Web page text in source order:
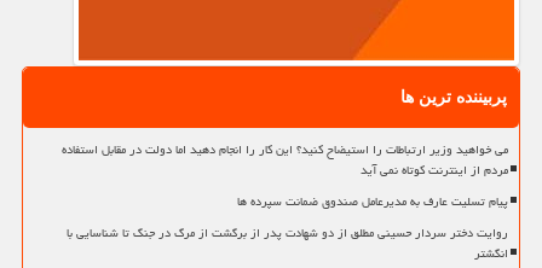
پربیننده ترین ها
می خواهید وزیر ارتباطات را استیضاح کنید؟ این کار را انجام دهید اما دولت در مقابل استفاده
مردم از اینترنت کوتاه نمی آید
پیام تسلیت عارف به مدیرعامل صندوق ضمانت سپرده ها
روایت دختر سردار حسینی مطلق از دو شهادت پدر از برگشت از مرگ در جنگ تا شناسایی با
انگشتر